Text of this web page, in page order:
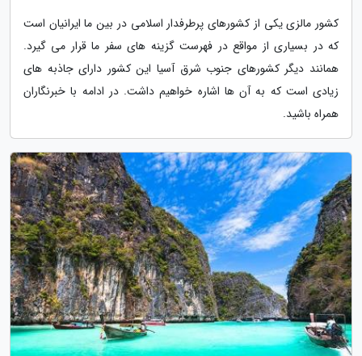
کشور مالزی یکی از کشورهای پرطرفدار اسلامی در بین ما ایرانیان است
که در بسیاری از مواقع در فهرست گزینه های سفر ما قرار می گیرد.
همانند دیگر کشورهای جنوب شرق آسیا این کشور دارای جاذبه های
زیادی است که به آن ها اشاره خواهیم داشت. در ادامه با خبرنگاران
همراه باشید.